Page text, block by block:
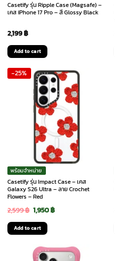
Casetify รุ่น Ripple Case (Magsafe) –
เคส iPhone 17 Pro – สี Glossy Black
2,199฿
Add to cart
-25%
พร้อมจำหน่าย
Casetify รุ่น Impact Case – เคส
Galaxy S26 Ultra – ลาย Crochet
Flowers – Red
2,599฿ Original
price
was:
2,599 ฿.
1,950฿Current
1,950 ฿.
Add to cart